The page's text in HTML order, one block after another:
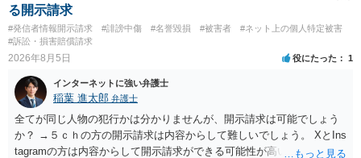
る開示請求
#発信者情報開示請求 #誹謗中傷 #名誉毀損 #被害者
#ネット上の個人特定被害
#訴訟・損害賠償請求
2026年8月5日 役にたった 1
インターネットに強い弁護士
稲葉 進太郎 弁護士
全てが同じ人物の犯行かは分かりませんが、開示請求は可能でしょう
か？ →５ｃｈの方の開示請求は内容からして難しいでしょう。 XとIns
tagramの方は内容からして開示請求ができる可能性が高いでしょう。